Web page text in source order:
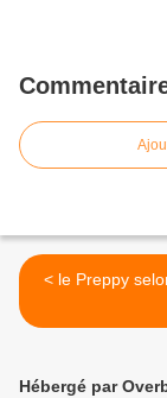
< le Preppy
Hébergé par